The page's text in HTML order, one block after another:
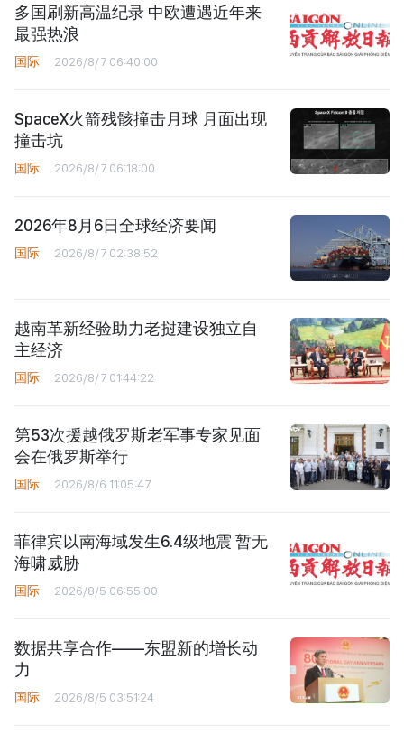
多国刷新高温纪录 中欧遭遇近年来
最强热浪
国际 2026/8/7 06:40:00
SpaceX火箭残骸撞击月球 月面出现
撞击坑
国际 2026/8/7 06:18:00
2026年8月6日全球经济要闻
国际 2026/8/7 02:38:52
越南革新经验助力老挝建设独立自
主经济
国际 2026/8/7 01:44:22
第53次援越俄罗斯老军事专家见面
会在俄罗斯举行
国际 2026/8/6 11:05:47
菲律宾以南海域发生6.4级地震 暂无
海啸威胁
国际 2026/8/5 06:55:00
数据共享合作——东盟新的增长动
力
国际 2026/8/5 03:51:24